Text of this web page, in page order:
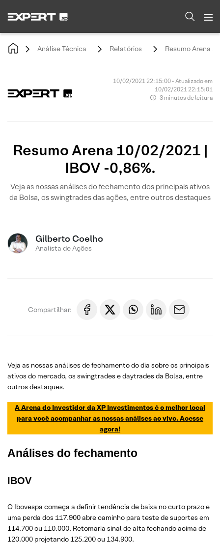
Análise Técnica Relatórios Resumo Arena
10/02/2021 22:15:00 • Atualizado em
10/02/2021 22:15:01
3 minutos de leitura
Resumo Arena 10/02/2021 |
IBOV -0,86%.
Veja as nossas análises do fechamento dos principais ativos
da Bolsa, os swingtrades das ações, entre outros destaques
Gilberto Coelho
Analista de Ações
Compartilhar:
Veja as nossas análises de fechamento do dia sobre os principais
ativos do mercado, os swingtrades e daytrades da Bolsa, entre
outros destaques.
A Arena do Investidor da XP Investimentos é o melhor local
para você acompanhar as nossas análises ao vivo. Acesse
agora!
Análises do fechamento
IBOV
O Ibovespa começa a definir tendência de baixa no curto prazo e
uma perda dos 117.900 abre caminho para teste de suportes em
114.700 ou 110.000. Retomaria sinal de alta fechando acima de
120.000 projetando 125.200 ou 134.900.